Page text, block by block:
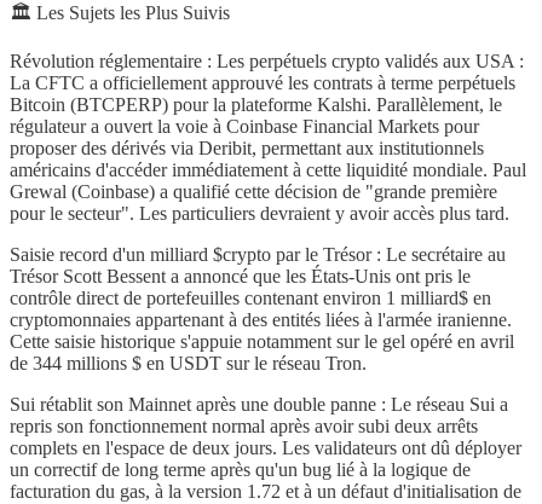
🏛️ Les Sujets les Plus Suivis
Révolution réglementaire : Les perpétuels crypto validés aux USA :
La CFTC a officiellement approuvé les contrats à terme perpétuels
Bitcoin (BTCPERP) pour la plateforme Kalshi. Parallèlement, le
régulateur a ouvert la voie à Coinbase Financial Markets pour
proposer des dérivés via Deribit, permettant aux institutionnels
américains d'accéder immédiatement à cette liquidité mondiale. Paul
Grewal (Coinbase) a qualifié cette décision de "grande première
pour le secteur". Les particuliers devraient y avoir accès plus tard.
Saisie record d'un milliard $crypto par le Trésor : Le secrétaire au
Trésor Scott Bessent a annoncé que les États-Unis ont pris le
contrôle direct de portefeuilles contenant environ 1 milliard$ en
cryptomonnaies appartenant à des entités liées à l'armée iranienne.
Cette saisie historique s'appuie notamment sur le gel opéré en avril
de 344 millions $ en USDT sur le réseau Tron.
Sui rétablit son Mainnet après une double panne : Le réseau Sui a
repris son fonctionnement normal après avoir subi deux arrêts
complets en l'espace de deux jours. Les validateurs ont dû déployer
un correctif de long terme après qu'un bug lié à la logique de
facturation du gas, à la version 1.72 et à un défaut d'initialisation de